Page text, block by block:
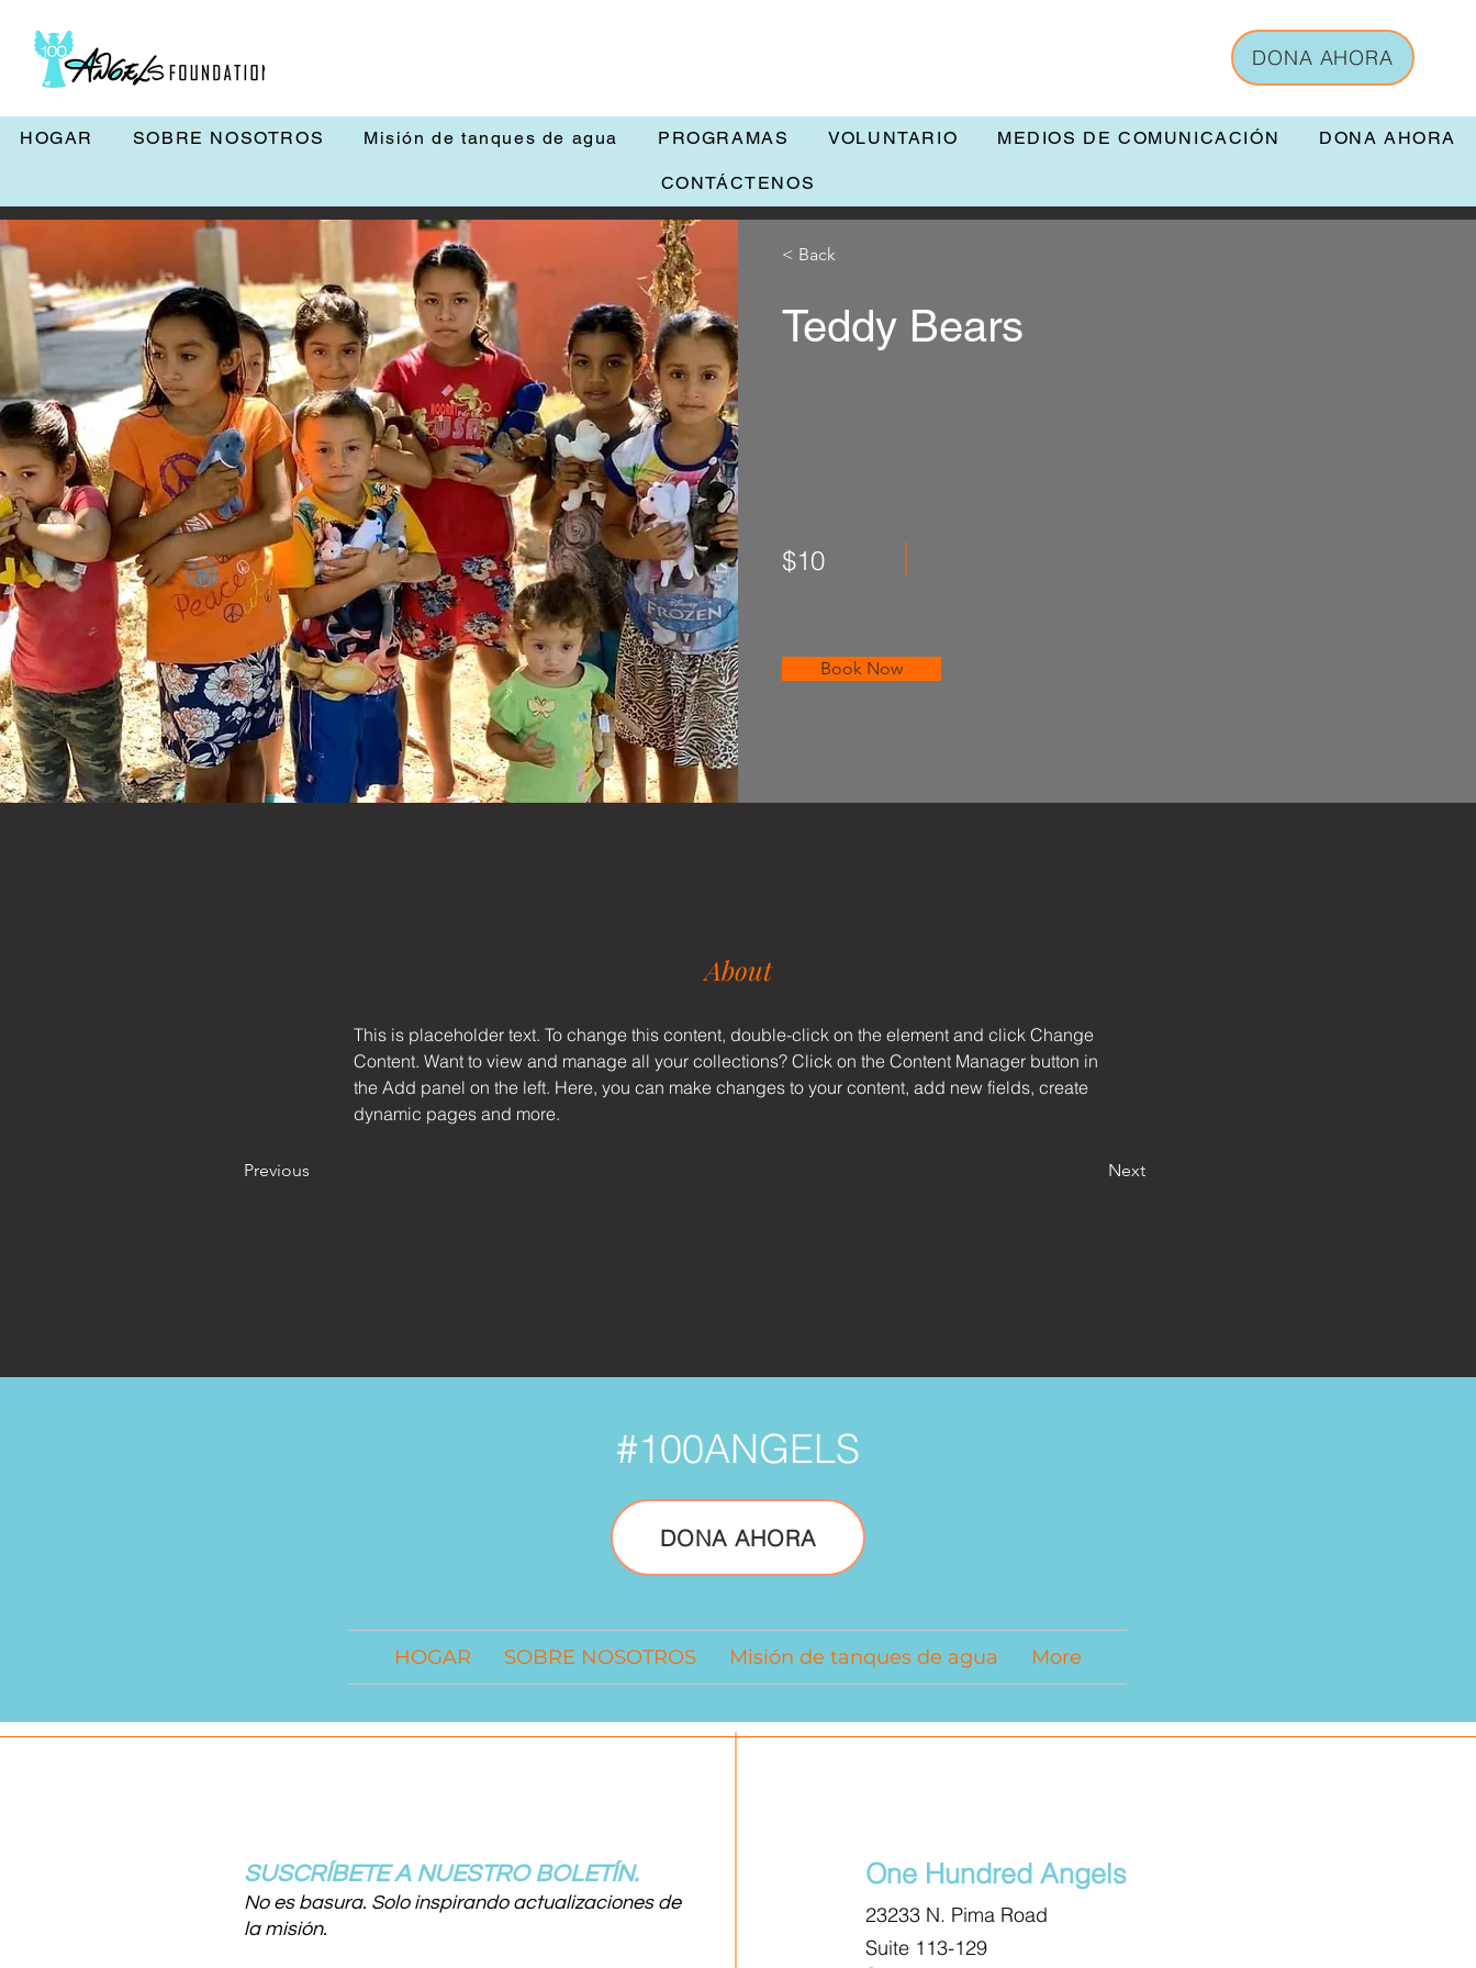
DONA AHORA
HOGAR SOBRE NOSOTROS Misión de tanques de agua PROGRAMAS VOLUNTARIO MEDIOS DE COMUNICACIÓN DONA AHORA
CONTÁCTENOS
< Back
Teddy Bears
$10
Book Now
About
This is placeholder text. To change this content, double-click on the element and click Change
Content. Want to view and manage all your collections? Click on the Content Manager button in
the Add panel on the left. Here, you can make changes to your content, add new fields, create
dynamic pages and more.
Previous Next
#100ANGELS
DONA AHORA
HOGAR SOBRE NOSOTROS Misión de tanques de agua More
SUSCRÍBETE A NUESTRO BOLETÍN.
No es basura. Solo inspirando actualizaciones de
la misión.
One Hundred Angels
23233 N. Pima Road
Suite 113-129